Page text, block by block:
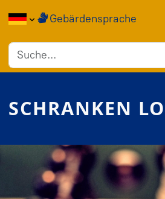
Gebärdensprache
SCHRANKEN